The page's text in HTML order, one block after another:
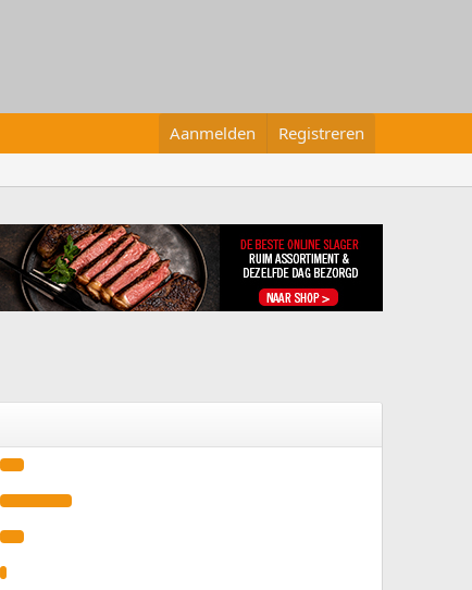
Aanmelden Registreren